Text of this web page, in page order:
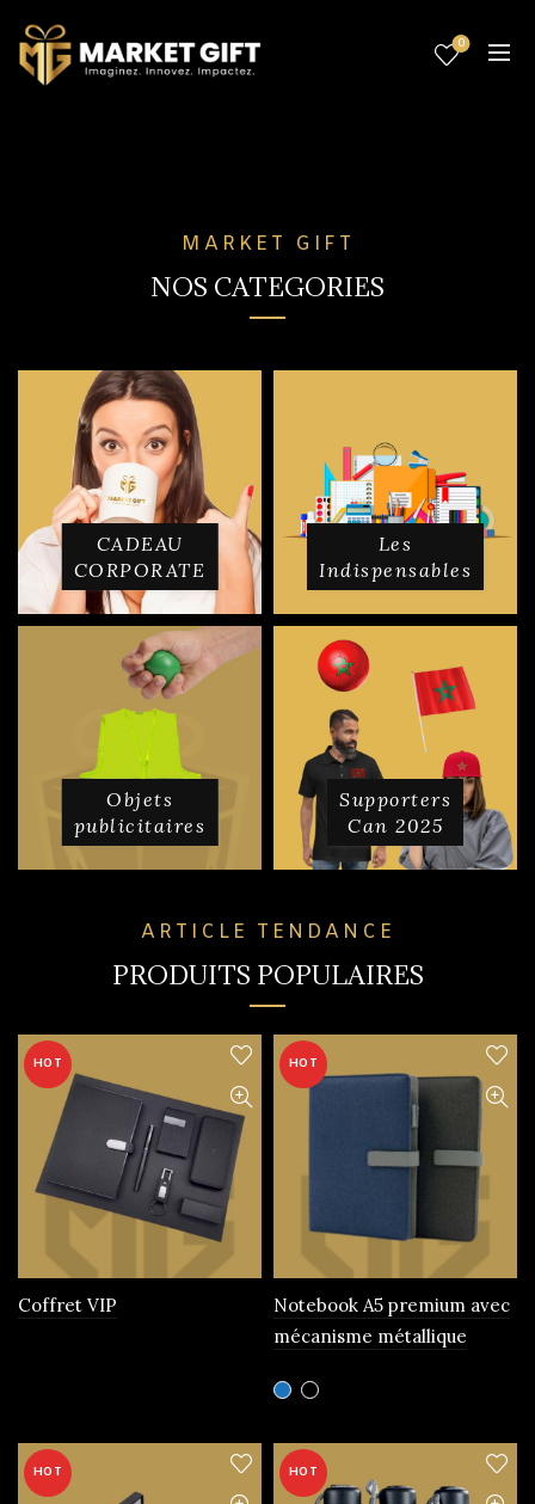
0
MARKET GIFT
NOS CATEGORIES
CADEAU
CORPORATE
Les
Indispensables
Objets
publicitaires
Supporters
Can 2025
ARTICLE TENDANCE
PRODUITS POPULAIRES
HOT
Coffret VIP
HOT
Notebook A5 premium avec
mécanisme métallique
Ce
produit
plusieurs
variations.
HOT HOT